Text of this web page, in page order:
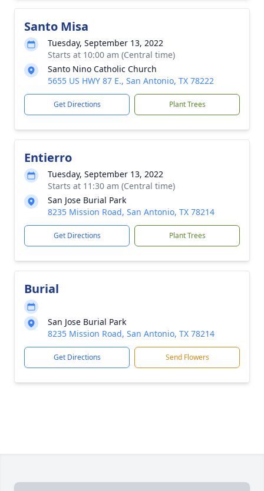
Santo Misa
Tuesday, September 13, 2022
Starts at 10:00 am (Central time)
Santo Nino Catholic Church
5655 US HWY 87 E., San Antonio, TX 78222
Get Directions Plant Trees
Entierro
Tuesday, September 13, 2022
Starts at 11:30 am (Central time)
San Jose Burial Park
8235 Mission Road, San Antonio, TX 78214
Get Directions Plant Trees
Burial
San Jose Burial Park
8235 Mission Road, San Antonio, TX 78214
Get Directions Send Flowers